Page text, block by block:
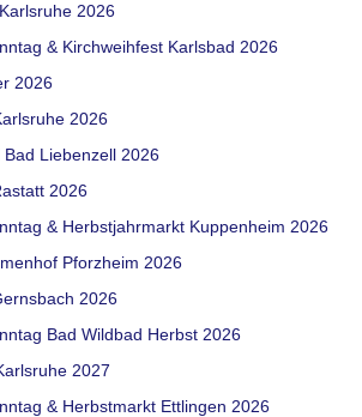
2026
& Kirchweihfest Karlsbad 2026
2026
2026
Liebenzell 2026
2026
& Herbstjahrmarkt Kuppenheim 2026
Pforzheim 2026
2026
Bad Wildbad Herbst 2026
2027
& Herbstmarkt Ettlingen 2026